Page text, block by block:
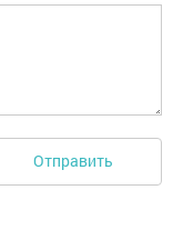
Отправить